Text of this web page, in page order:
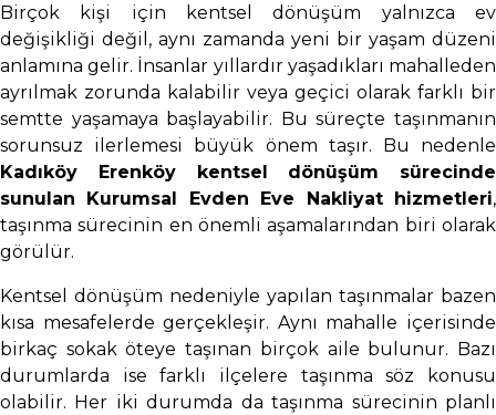
Birçok kişi için kentsel dönüşüm yalnızca ev
değişikliği değil, aynı zamanda yeni bir yaşam düzeni
anlamına gelir. İnsanlar yıllardır yaşadıkları mahalleden
ayrılmak zorunda kalabilir veya geçici olarak farklı bir
semtte yaşamaya başlayabilir. Bu süreçte taşınmanın
sorunsuz ilerlemesi büyük önem taşır. Bu nedenle
Kadıköy Erenköy kentsel dönüşüm sürecinde
sunulan Kurumsal Evden Eve Nakliyat hizmetleri,
taşınma sürecinin en önemli aşamalarından biri olarak
görülür.
Kentsel dönüşüm nedeniyle yapılan taşınmalar bazen
kısa mesafelerde gerçekleşir. Aynı mahalle içerisinde
birkaç sokak öteye taşınan birçok aile bulunur. Bazı
durumlarda ise farklı ilçelere taşınma söz konusu
olabilir. Her iki durumda da taşınma sürecinin planlı